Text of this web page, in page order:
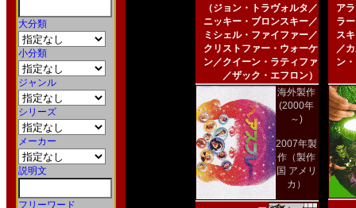
大分類
小分類
ジャンル
シリーズ
メーカー
説明文
フリーワード
（ジョン・トラヴォルタ／
ニッキー・ブロンスキー／
ミシェル・ファイファー／
クリストファー・ウォーケ
ン／クイーン・ラティファ
／ザック・エフロン）
海外製作
(2000年
～)
2007年製
作（製作
国 アメリ
カ）
ア
ラ
ス
／
ン